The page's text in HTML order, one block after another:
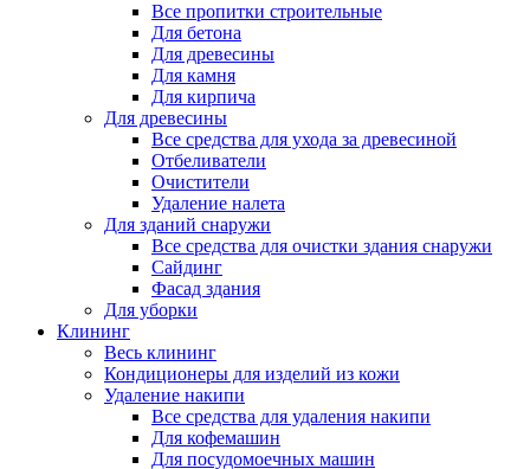
Все пропитки строительные
Для бетона
Для древесины
Для камня
Для кирпича
Для древесины
Все средства для ухода за древесиной
Отбеливатели
Очистители
Удаление налета
Для зданий снаружи
Все средства для очистки здания снаружи
Сайдинг
Фасад здания
Для уборки
Клининг
Весь клининг
Кондиционеры для изделий из кожи
Удаление накипи
Все средства для удаления накипи
Для кофемашин
Для посудомоечных машин